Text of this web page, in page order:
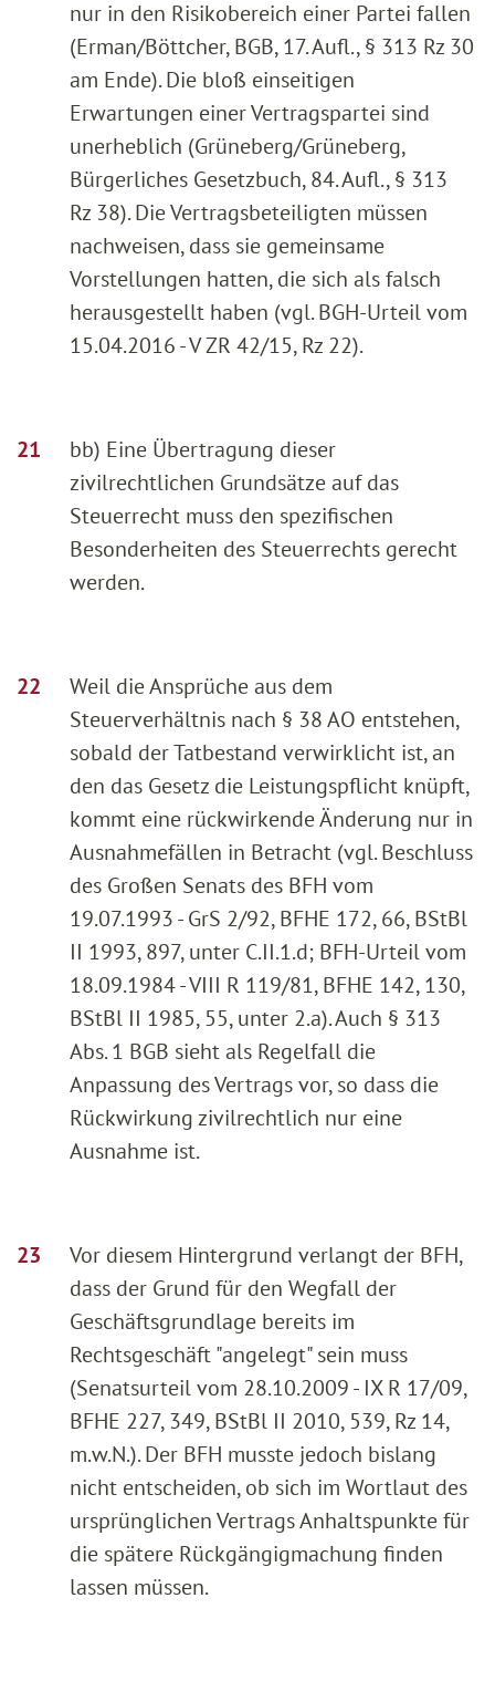
nur in den Risikobereich einer Partei fallen
(Erman/Böttcher, BGB, 17. Aufl., § 313 Rz 30
am Ende). Die bloß einseitigen
Erwartungen einer Vertragspartei sind
unerheblich (Grüneberg/Grüneberg,
Bürgerliches Gesetzbuch, 84. Aufl., § 313
Rz 38). Die Vertragsbeteiligten müssen
nachweisen, dass sie gemeinsame
Vorstellungen hatten, die sich als falsch
herausgestellt haben (vgl. BGH-Urteil vom
15.04.2016 - V ZR 42/15, Rz 22).
bb) Eine Übertragung dieser
zivilrechtlichen Grundsätze auf das
Steuerrecht muss den spezifischen
Besonderheiten des Steuerrechts gerecht
werden.
Weil die Ansprüche aus dem
Steuerverhältnis nach § 38 AO entstehen,
sobald der Tatbestand verwirklicht ist, an
den das Gesetz die Leistungspflicht knüpft,
kommt eine rückwirkende Änderung nur in
Ausnahmefällen in Betracht (vgl. Beschluss
des Großen Senats des BFH vom
19.07.1993 - GrS 2/92, BFHE 172, 66, BStBl
II 1993, 897, unter C.II.1.d; BFH-Urteil vom
18.09.1984 - VIII R 119/81, BFHE 142, 130,
BStBl II 1985, 55, unter 2.a). Auch § 313
Abs. 1 BGB sieht als Regelfall die
Anpassung des Vertrags vor, so dass die
Rückwirkung zivilrechtlich nur eine
Ausnahme ist.
Vor diesem Hintergrund verlangt der BFH,
dass der Grund für den Wegfall der
Geschäftsgrundlage bereits im
Rechtsgeschäft "angelegt" sein muss
(Senatsurteil vom 28.10.2009 - IX R 17/09,
BFHE 227, 349, BStBl II 2010, 539, Rz 14,
m.w.N.). Der BFH musste jedoch bislang
nicht entscheiden, ob sich im Wortlaut des
ursprünglichen Vertrags Anhaltspunkte für
die spätere Rückgängigmachung finden
lassen müssen.